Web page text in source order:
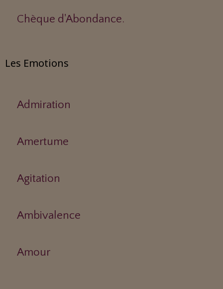
Chèque d'Abondance.
Les Emotions
Admiration
Amertume
Agitation
Ambivalence
Amour